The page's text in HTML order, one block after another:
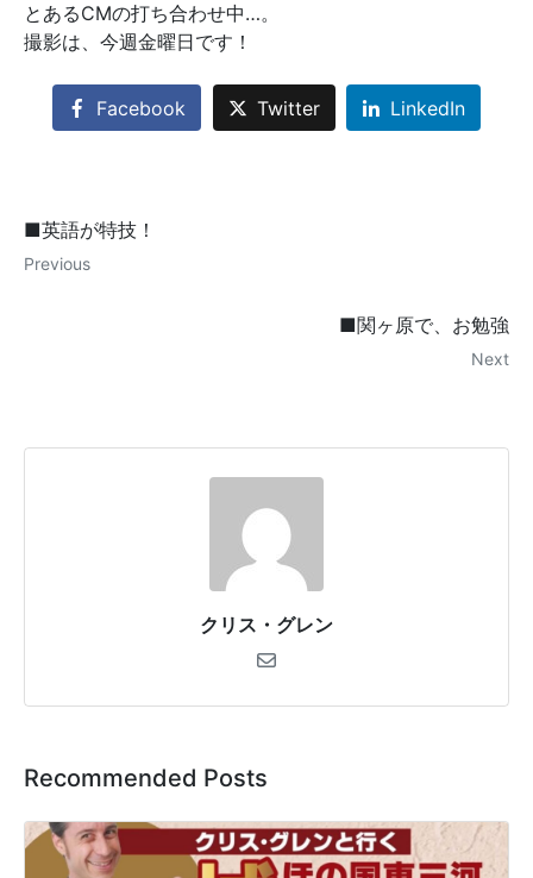
とあるCMの打ち合わせ中…。
撮影は、今週金曜日です！
Facebook Twitter LinkedIn
■英語が特技！
Previous
■関ヶ原で、お勉強
Next
クリス・グレン
Recommended Posts